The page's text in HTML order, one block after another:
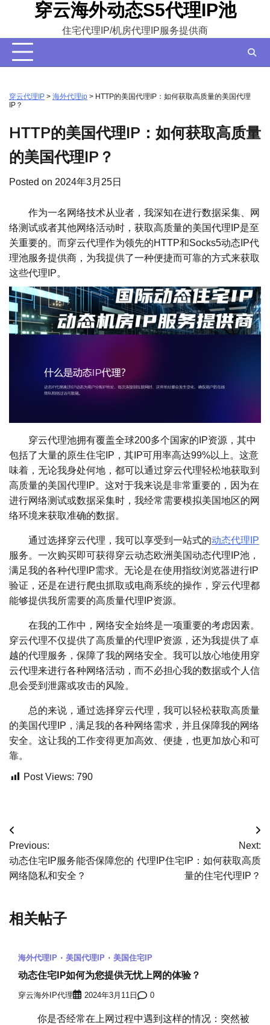
content
穿云海外动态S5代理IP池
住宅代理IP/机房代理IP服务提供商
穿云代理IP > 海外代理ip > HTTP的美国代理IP：如何获取高质量的美国代理
IP？
HTTP的美国代理IP：如何获取高质量
的美国代理IP？
Posted on 2024年3月25日
作为一名网络技术从业者，我深知在进行数据采集、网
络测试或者其他网络活动时，获取高质量的美国代理IP是至
关重要的。而穿云代理作为领先的HTTP和Socks5动态IP代
理池服务提供商，为我提供了一种便捷而可靠的方式来获取
这些代理IP。
穿云代理池拥有覆盖全球200多个国家的IP资源，其中
包括了大量的原生住宅IP，其IP可用率高达99%以上。这意
味着，无论我身处何地，都可以通过穿云代理轻松地获取到
高质量的美国代理IP。这对于我来说是非常重要的，因为在
进行网络测试或数据采集时，我经常需要模拟美国地区的网
络环境来获取准确的数据。
通过选择穿云代理，我可以享受到一站式的动态代理IP
服务。一次购买即可获得穿云动态欧洲美国动态代理IP池，
满足我的各种代理IP需求。无论是在使用指纹浏览器进行IP
验证，还是在进行爬虫抓取或电商系统的操作，穿云代理都
能够提供我所需要的高质量代理IP资源。
在我的工作中，网络安全始终是一项重要的考虑因素。
穿云代理不仅提供了高质量的代理IP资源，还为我提供了卓
越的代理服务，保障了我的网络安全。我可以放心地使用穿
云代理来进行各种网络活动，而不必担心我的数据或个人信
息会受到泄露或攻击的风险。
总的来说，通过选择穿云代理，我可以轻松获取高质量
的美国代理IP，满足我的各种网络需求，并且保障我的网络
安全。这让我的工作变得更加高效、便捷，也更加放心和可
靠。
Post Views: 790
文
章
导
Previous:
动态住宅IP服务能否保障您的
网络隐私和安全？
Next:
代理IP住宅IP：如何获取高质
量的住宅代理IP？
相关帖子
海外代理IP 美国代理IP 美国住宅IP
动态住宅IP如何为您提供无忧上网的体验？
穿云海外IP代理 2024年3月11日 0
你是否经常在上网过程中遇到这样的情况：突然被